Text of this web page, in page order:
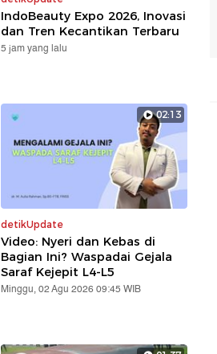
IndoBeauty Expo 2026, Inovasi
dan Tren Kecantikan Terbaru
5 jam yang lalu
02:13
detikUpdate
Video: Nyeri dan Kebas di
Bagian Ini? Waspadai Gejala
Saraf Kejepit L4-L5
Minggu, 02 Agu 2026 09:45 WIB